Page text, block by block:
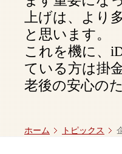
上げは、より
と思います。
これを機に、
ている方は掛
老後の安心の
ホーム トピックス